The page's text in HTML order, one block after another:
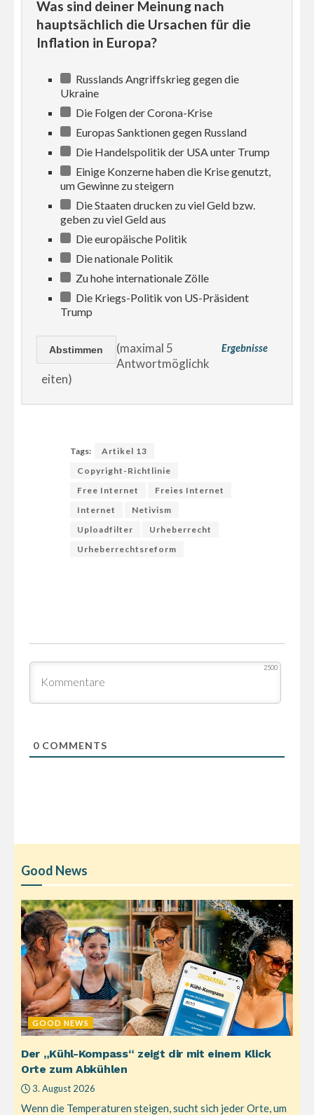
Was sind deiner Meinung nach
hauptsächlich die Ursachen für die
Inflation in Europa?
Russlands Angriffskrieg gegen die
Ukraine
Die Folgen der Corona-Krise
Europas Sanktionen gegen Russland
Die Handelspolitik der USA unter Trump
Einige Konzerne haben die Krise genutzt,
um Gewinne zu steigern
Die Staaten drucken zu viel Geld bzw.
geben zu viel Geld aus
Die europäische Politik
Die nationale Politik
Zu hohe internationale Zölle
Die Kriegs-Politik von US-Präsident
Trump
Ergebnisse
(maximal 5
Antwortmöglichk
eiten)
Tags:
Artikel 13
Copyright-Richtlinie
Free Internet
Freies Internet
Internet
Netivism
Uploadfilter
Urheberrecht
Urheberrechtsreform
2500
0COMMENTS
Good News
GOOD NEWS
Der „Kühl-Kompass“ zeigt dir mit einem Klick
Orte zum Abkühlen
3. August 2026
Wenn die Temperaturen steigen, sucht sich jeder Orte, um